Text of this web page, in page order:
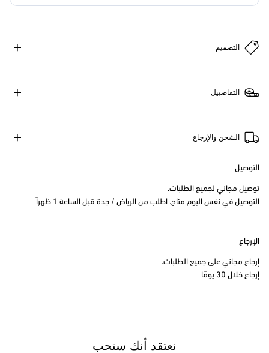
التصميم
التفاصييل
الشحن والإرجاع
التوصيل
توصيل مجاني لجميع الطلبات.
التوصيل في نفس اليوم متاح. اطلب من الرياض / جدة قبل الساعة 1 ظهراً
الإرجاع
إرجاع مجاني على جميع الطلبات.
إرجاع خلال 30 يومًا
نعتقد أنك ستحب